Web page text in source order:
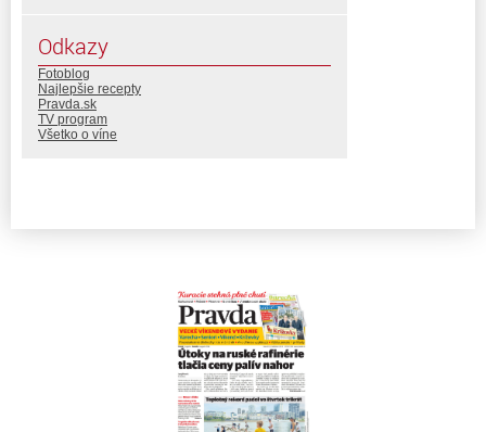
Odkazy
Fotoblog
Najlepšie recepty
Pravda.sk
TV program
Všetko o víne